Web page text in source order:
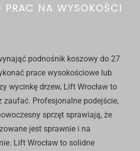
PRAC NA WYSOKOŚCI
podnośnik koszowy do 27
prace wysokościowe lub
wycinkę drzew, Lift Wrocław to
zaufać. Profesjonalne podejście,
sprzęt sprawiają, że
jest sprawnie i na
Lift Wrocław to solidne